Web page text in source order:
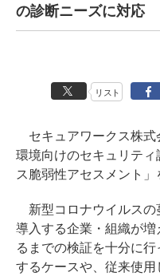
の診断ニーズに対応
リスト
セキュアワークス株式
環境向けのセキュリテ
ス脆弱性アセスメント」
新型コロナウイルスの
導入する企業・組織が
るまでの検証を十分に
するケースや、従来使